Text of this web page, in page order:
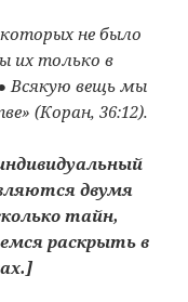
не было
их только в
Всякую вещь мы
(Коран, 36:12).
двумя
тайн,
раскрыть в